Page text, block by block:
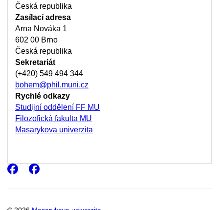
Česká republika
Zasílací adresa
Arna Nováka 1
602 00 Brno
Česká republika
Sekretariát
(+420) 549 494 344
bohem@phil.muni.cz
Rychlé odkazy
Studijní oddělení FF MU
Filozofická fakulta MU
Masarykova univerzita
Facebook
Facebook